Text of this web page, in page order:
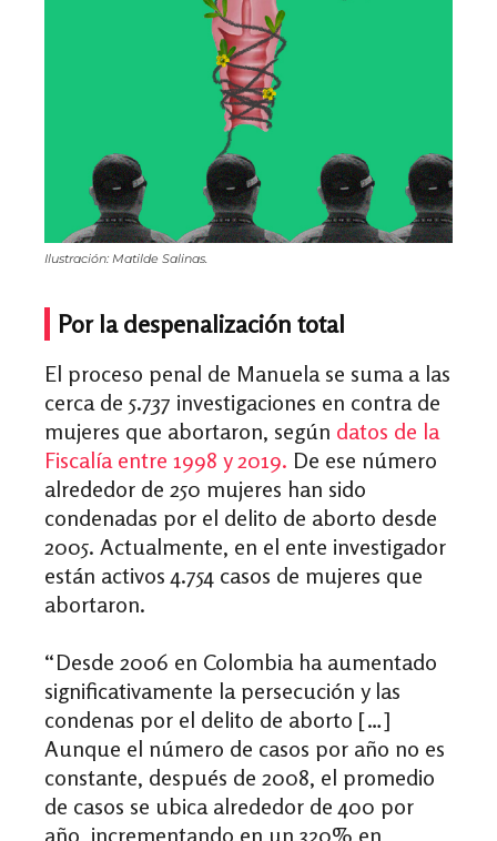
Ilustración: Matilde Salinas.
Por la despenalización total
El proceso penal de Manuela se suma a las
cerca de 5.737 investigaciones en contra de
mujeres que abortaron, según datos de la
Fiscalía entre 1998 y 2019. De ese número
alrededor de 250 mujeres han sido
condenadas por el delito de aborto desde
2005. Actualmente, en el ente investigador
están activos 4.754 casos de mujeres que
abortaron.
“Desde 2006 en Colombia ha aumentado
significativamente la persecución y las
condenas por el delito de aborto […]
Aunque el número de casos por año no es
constante, después de 2008, el promedio
de casos se ubica alrededor de 400 por
año, incrementando en un 320% en